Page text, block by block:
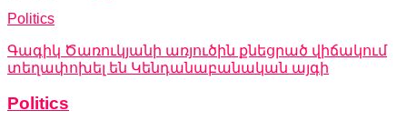
Politics
Գագիկ Ծառուկյանի առյուծին քնեցրած վիճակում
տեղափոխել են Կենդանաբանական այգի
Politics